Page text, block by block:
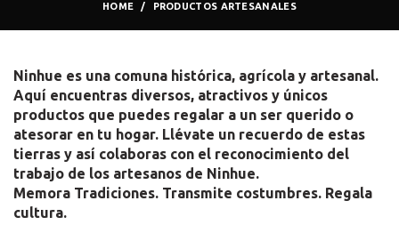
HOME PRODUCTOS ARTESANALES
Ninhue es una comuna histórica, agrícola y artesanal.
Aquí encuentras diversos, atractivos y únicos
productos que puedes regalar a un ser querido o
atesorar en tu hogar. Llévate un recuerdo de estas
tierras y así colaboras con el reconocimiento del
trabajo de los artesanos de Ninhue.
Memora Tradiciones. Transmite costumbres. Regala
cultura.